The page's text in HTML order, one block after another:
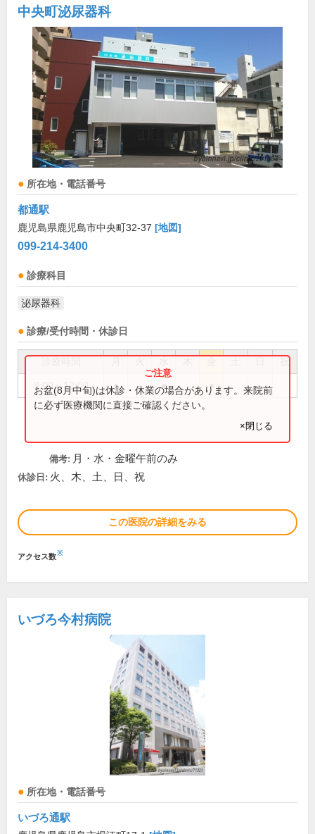
中央町泌尿器科
所在地・電話番号
都通駅
鹿児島県鹿児島市中央町32-37 [地図]
099-214-3400
診療科目
泌尿器科
診療/受付時間・休診日
祝
9:00～12:00 ● ● ●
お盆(8月中旬)は休診・休業の場合があります。来院前
に必ず医療機関に直接ご確認ください。
×閉じる
備考: 月・水・金曜午前のみ
休診日: 火、木、土、日、祝
この医院の詳細をみる
アクセス数※
いづろ今村病院
所在地・電話番号
いづろ通駅